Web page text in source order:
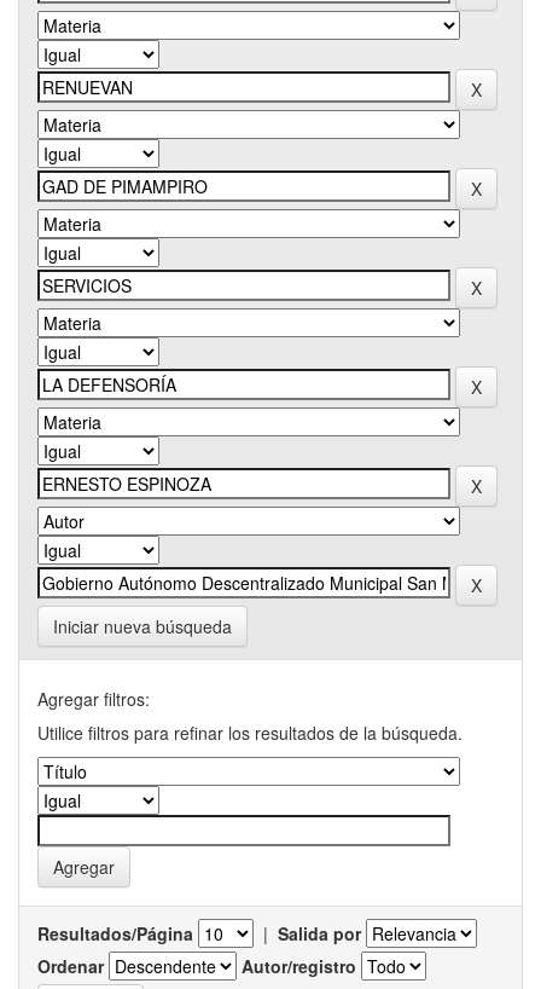
Iniciar nueva búsqueda
Agregar filtros:
Utilice filtros para refinar los resultados de la búsqueda.
Resultados/Página | Salida por
Ordenar
Autor/registro